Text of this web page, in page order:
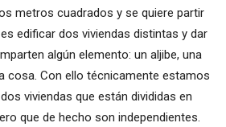
metros cuadrados y se quiere partir
edificar dos viviendas distintas y dar
algún elemento: un aljibe, una
cosa. Con ello técnicamente estamos
viviendas que están divididas en
que de hecho son independientes.